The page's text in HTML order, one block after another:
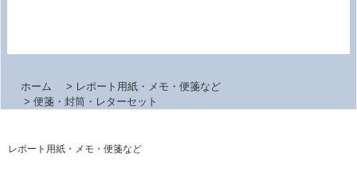
ホーム > レポート用紙・メモ・便箋など
> 便箋・封筒・レターセット
レポート用紙・メモ・便箋など